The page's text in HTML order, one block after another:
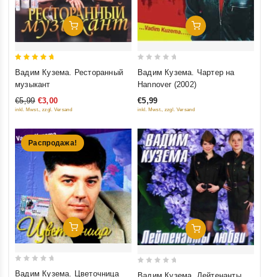
Добавить В Корзину
out of 5
Вадим Кузема. Ресторанный
музыкант
€5,99 €3,00
inkl. Mwst., zzgl. Versand
Добавить В Корзину
out
5
Вадим Кузема. Чартер на
Hannover (2002)
€5,99
inkl. Mwst., zzgl. Versand
Распродажа!
Добавить В Корзину
Вадим Кузема. Цветочница
Добавить В Корзину